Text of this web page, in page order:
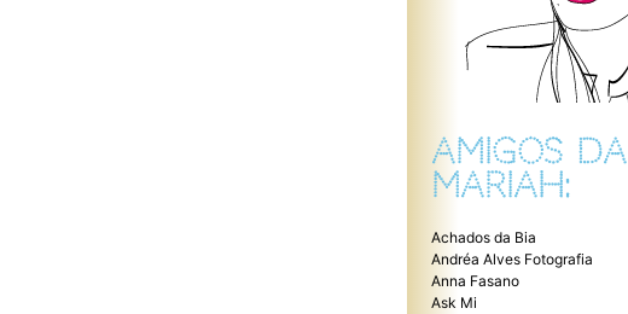
AMIGOS DA
MARIAH:
Achados da Bia
Andréa Alves Fotografia
Anna Fasano
Ask Mi